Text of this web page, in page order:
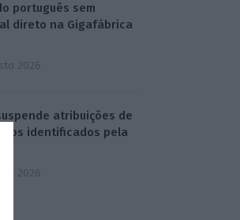
português sem
direto na Gigafábrica
2026
atribuições de
identificados pela
2026